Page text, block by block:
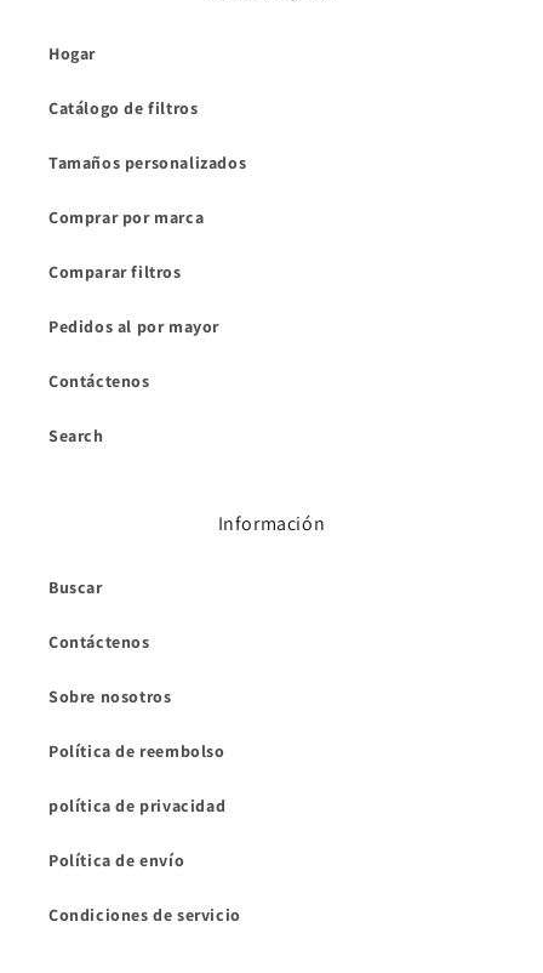
Hogar
Catálogo de filtros
Tamaños personalizados
Comprar por marca
Comparar filtros
Pedidos al por mayor
Contáctenos
Search
Información
Buscar
Contáctenos
Sobre nosotros
Política de reembolso
política de privacidad
Política de envío
Condiciones de servicio